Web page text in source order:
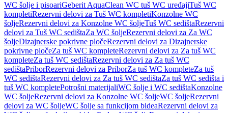
WC šolje i pisoariGeberit AquaClean WC tuš WC uređajiTuš WC
kompletiRezervni delovi za Tuš WC kompletiKonzolne WC
šoljeRezervni delovi za Konzolne WC šoljeTuš WC sedištaRezervni
delovi za Tuš WC sedištaZa WC šoljeRezervni delovi za Za WC
šoljeDizajnerske pokrivne pločeRezervni delovi za Dizajnerske
pokrivne pločeZa tuš WC kompleteRezervni delovi za Za tuš WC
kompleteZa tuš WC sedištaRezervni delovi za Za tuš WC
sedištaPriborRezervni delovi za PriborZa tuš WC kompleteZa tuš
WC sedištaRezervni delovi za Za tuš WC sedištaZa tuš WC sedišta i
tuš WC kompletePotrošni materijaliWC šolje i WC sedištaKonzolne
WC šoljeRezervni delovi za Konzolne WC šoljeWC šoljeRezervni
delovi za WC šoljeWC šolje sa funkcijom bideaRezervni delovi za